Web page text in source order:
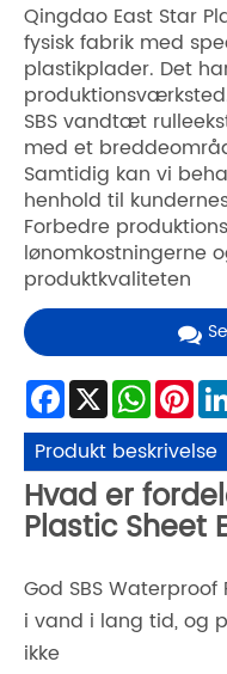
Qingdao East Star
fysisk fabrik med
plastikplader. Det
SBS vandtæt
med et
Samtidig kan vi
henhold til
Forbedre
lønomkostningerne
produktkvaliteten
Facebook
X
Produkt beskrivelse
Hvad er
Plastic Sheet
God SBS
i vand i lang tid, og
ikke